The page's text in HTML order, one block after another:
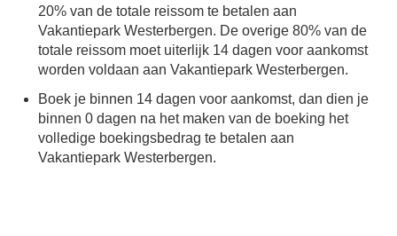
20% van de totale reissom te betalen aan
Vakantiepark Westerbergen. De overige 80% van de
totale reissom moet uiterlijk 14 dagen voor aankomst
worden voldaan aan Vakantiepark Westerbergen.
Boek je binnen 14 dagen voor aankomst, dan dien je
binnen 0 dagen na het maken van de boeking het
volledige boekingsbedrag te betalen aan
Vakantiepark Westerbergen.